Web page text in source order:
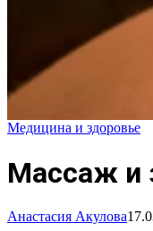
Медицина и здоровье
Массаж и
Анастасия Акулова